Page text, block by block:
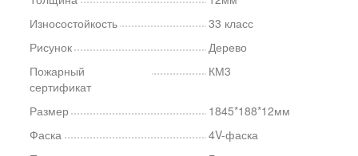
Износостойкость
33 класс
Рисунок
Дерево
Пожарный
сертификат
КМ3
Размер
1845*188*12мм
Фаска
4V-фаска